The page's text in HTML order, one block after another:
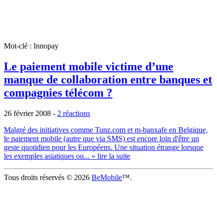
Mot-clé : Innopay
Le paiement mobile victime d’une
manque de collaboration entre banques et
compagnies télécom ?
26 février 2008 - 2 réactions
Malgré des initiatives comme Tunz.com et m-banxafe en Belgique,
le paiement mobile (autre que via SMS) est encore loin d'être un
geste quotidien pour les Européens. Une situation étrange lorsque
les exemples asiatiques ou... » lire la suite
Tous droits réservés © 2026 BeMobile™.